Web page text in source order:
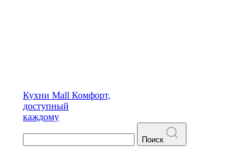
Кухни Mall Комфорт,
доступный
каждому
Поиск